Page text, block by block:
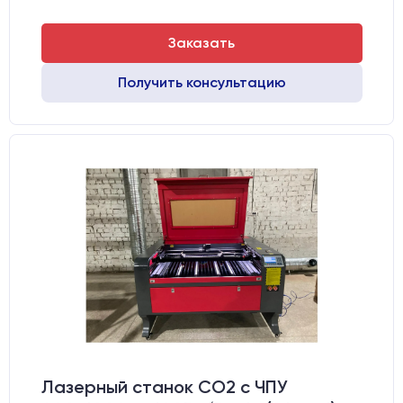
Заказать
Получить консультацию
Лазерный станок CO2 c ЧПУ